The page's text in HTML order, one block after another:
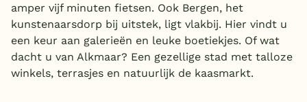
amper vijf minuten fietsen. Ook Bergen, het
kunstenaarsdorp bij uitstek, ligt vlakbij. Hier vindt u
een keur aan galerieën en leuke boetiekjes. Of wat
dacht u van Alkmaar? Een gezellige stad met talloze
winkels, terrasjes en natuurlijk de kaasmarkt.